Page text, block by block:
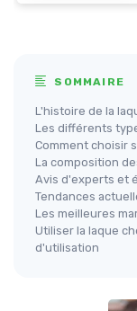
SOMMAIRE
L'histoire de la
Les différents
Comment choisir
La composition
Avis d'experts et
Tendances
Les meilleures
Utiliser la laque
d'utilisation